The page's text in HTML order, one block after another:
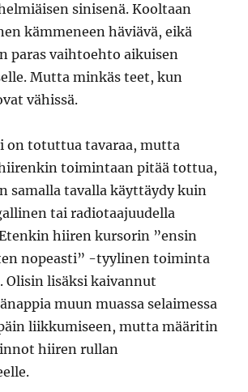
sinisenä. Kooltaan
kämmeneen häviävä, eikä
paras vaihtoehto aikuisen
Mutta minkäs teet, kun
vähissä.
on totuttua tavaraa, mutta
toimintaan pitää tottua,
samalla tavalla käyttäydy kuin
tai radiotaajuudella
hiiren kursorin ”ensin
nopeasti” -tyylinen toiminta
Olisin lisäksi kaivannut
muun muassa selaimessa
liikkumiseen, mutta määritin
hiiren rullan